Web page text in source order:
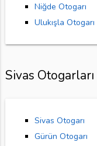
Niğde Otogarı
Ulukışla Otogarı
Sivas Otogarları
Sivas Otogarı
Gürün Otogarı